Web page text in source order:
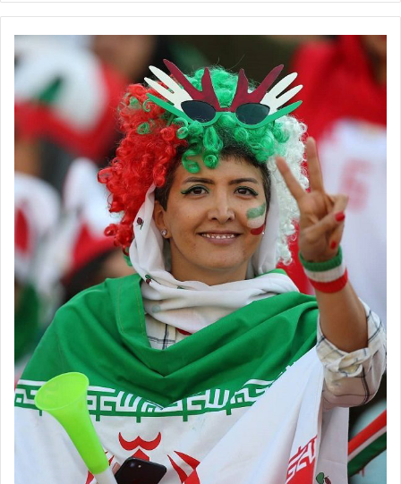
💻منبع:فدراسیون فوتبال 📸عکس:فدراسیون فوتبال
آخرین اخبار فوتبال وفوتسال زنان ایرانرا در سایت روزنامه فوتبالز
بخوانید.
◾️با فوتبالز همراه شوید◾️فوتبالز را در اینستاگرام دنبال کنید
◾️
footballs.women@
برچسب ها تیم ملی فوتبال فدراسیون فوتبال فوتبال بانوان
فوتبال زنان
مریم آزمون